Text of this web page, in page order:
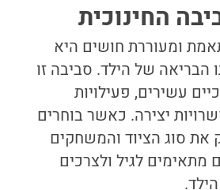
החינוכית
ומעוררת חושים היא
הבריאה של הילד. סביבה זו
עשירים, פעילויות
יצירה. כאשר בוחרים
את סוג הציוד והמשחקים
מתאימים לגיל ולצרכים